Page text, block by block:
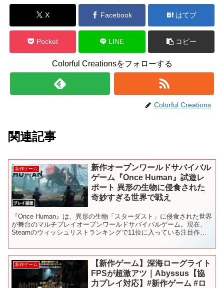
X Facebook はてブ
Pocket LINE コピー
Colorful Creationsをフォローする
Colorful Creations
関連記事
新作ゲーム
新作オープンワールドサバイバル
ゲーム『Once Human』試遊レ
ポート 異形の生物に侵食された
奇妙すぎる世界で戦え
『Once Human』は、異形の生物「スターダスト」に侵食された世界
が舞台のマルチプレイオープンワールドサバイバルゲーム。現在、
Steamのウィッシュリストランキングで11位に入っている注目作
新作ゲーム
【新作ゲーム】深海ローグライト
FPSが超激アツ｜Abyssus【協
力プレイ対応】#新作ゲーム #ロ